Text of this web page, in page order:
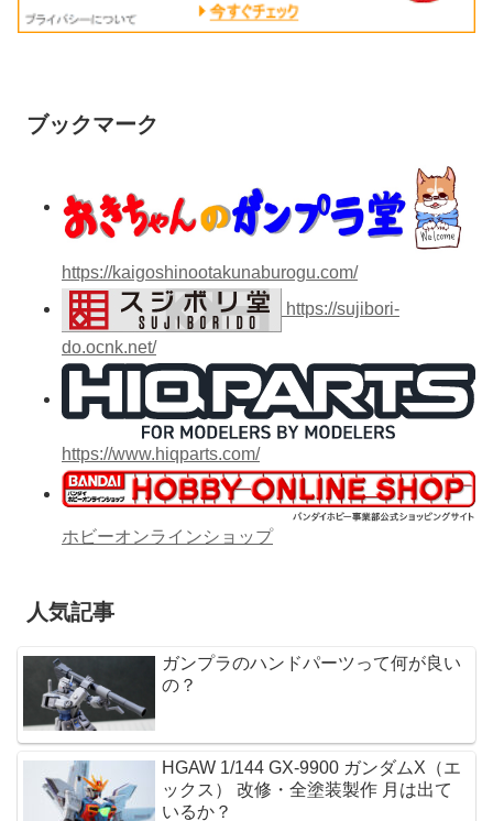
ブックマーク
https://kaigoshinootakunaburogu.com/
https://sujibori-
do.ocnk.net/
https://www.hiqparts.com/
ホビーオンラインショップ
人気記事
ガンプラのハンドパーツって何が良い
の？
HGAW 1/144 GX-9900 ガンダムX（エ
ックス） 改修・全塗装製作 月は出て
いるか？